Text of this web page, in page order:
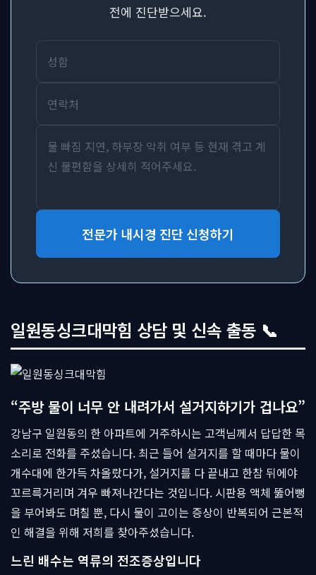
전에 진단받으세요.
전문가 내시경 진단 신청하기
일원동싱크대막힘 상담 및 신속 출동 📞
“주방 물이 너무 안 내려가서 설거지하기가 겁나요”
강남구 일원동의 한 아파트에 거주하시는 고객님께서 답답한 목
소리로 전화를 주셨습니다. 최근 들어 설거지를 할 때마다 물이
개수대에 한가득 차올랐다가, 설거지를 다 끝내고 한참 뒤에야
꼬르륵거리며 겨우 빠져나간다는 것입니다. 시판용 액체 뚫어뻥
을 부어봐도 며칠 뿐, 다시 물이 고이는 증상이 반복되어 근본적
인 해결을 위해 저희를 찾아주셨습니다.
느린 배수는 역류의 전조증상입니다